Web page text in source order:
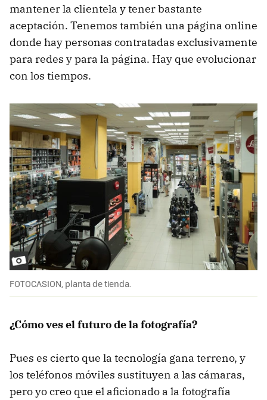
mantener la clientela y tener bastante
aceptación. Tenemos también una página online
donde hay personas contratadas exclusivamente
para redes y para la página. Hay que evolucionar
con los tiempos.
FOTOCASION, planta de tienda.
¿Cómo ves el futuro de la fotografía?
Pues es cierto que la tecnología gana terreno, y
los teléfonos móviles sustituyen a las cámaras,
pero yo creo que el aficionado a la fotografía